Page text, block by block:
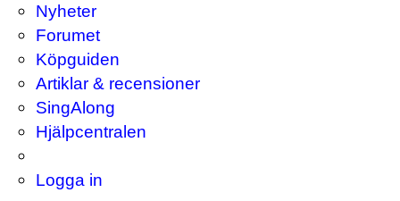
Nyheter
Forumet
Köpguiden
Artiklar & recensioner
SingAlong
Hjälpcentralen
Logga in